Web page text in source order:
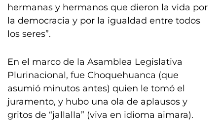
hermanas y hermanos que dieron la vida por
la democracia y por la igualdad entre todos
los seres”.
En el marco de la Asamblea Legislativa
Plurinacional, fue Choquehuanca (que
asumió minutos antes) quien le tomó el
juramento, y hubo una ola de aplausos y
gritos de “jallalla” (viva en idioma aimara).